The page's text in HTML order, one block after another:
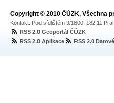
Copyright © 2010 ČÚZK, Všechna
Kontakt: Pod sídlištěm 9/1800, 182 11
RSS 2.0 Geoportál ČÚZK
RSS 2.0 Aplikace
RSS 2.0